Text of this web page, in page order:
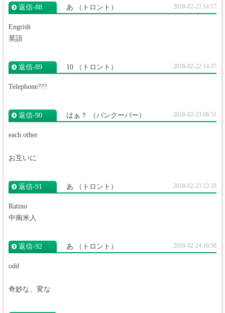
返信‐88 あ （トロント） 2018-02-22 14:17
Engrish
英語
返信‐89 10 （トロント） 2018-02-22 14:37
Telephone???
返信‐90 はぁ？ （バンクーバー） 2018-02-23 08:51
each other
お互いに
返信‐91 あ （トロント） 2018-02-23 12:33
Ratino
中南米人
返信‐92 あ （トロント） 2018-02-24 10:58
odd
奇妙な、変な